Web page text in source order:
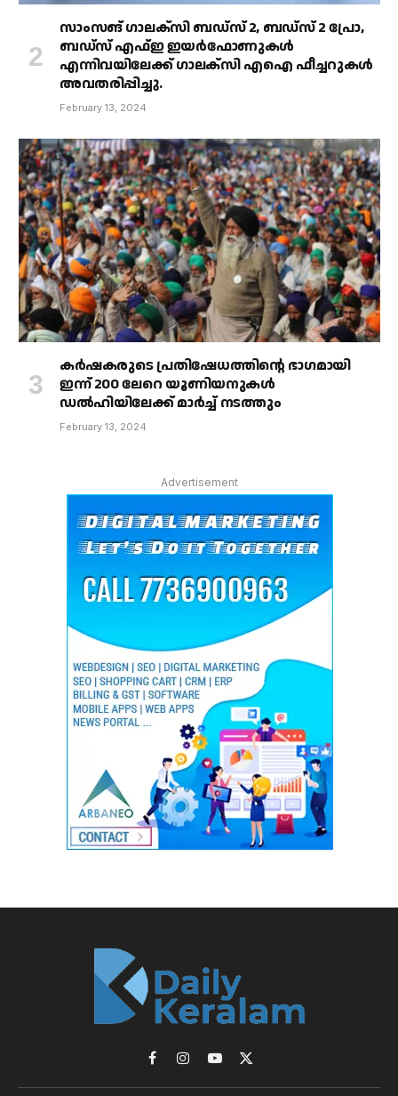
സാംസങ് ഗാലക്‌സി ബഡ്‌സ് 2, ബഡ്‌സ് 2 പ്രോ,
ബഡ്‌സ് എഫ്ഇ ഇയർഫോണുകൾ
എന്നിവയിലേക്ക് ഗാലക്‌സി എഐ ഫീച്ചറുകൾ
അവതരിപ്പിച്ചു.
February 13, 2024
കർഷകരുടെ പ്രതിഷേധത്തിൻ്റെ ഭാഗമായി
ഇന്ന് 200 ലേറെ യൂണിയനുകൾ
ഡൽഹിയിലേക്ക് മാർച്ച് നടത്തും
February 13, 2024
Advertisement
Facebook
InstagramYouTube
X
(Twitter)